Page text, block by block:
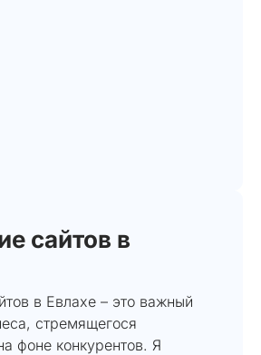
сайтов в
в Евлахе – это важный
стремящегося
фоне конкурентов. Я